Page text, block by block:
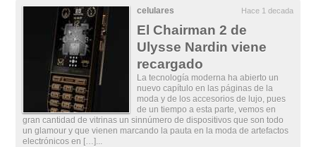
celulares Hace 1 decada
El Chairman 2 de
Ulysse Nardin viene
recargado
La tecnología moderna ha abierto un
nuevo capítulo en las páginas de la
moda y de los accesorios de lujo, pues
de un tiempo a esta parte, vemos en
gran cantidad de vitrinas un sinnúmero de dispositivos que son todo
un glamour y que vienen marcando la pauta en la moda de artefactos
electrónicos en […]...